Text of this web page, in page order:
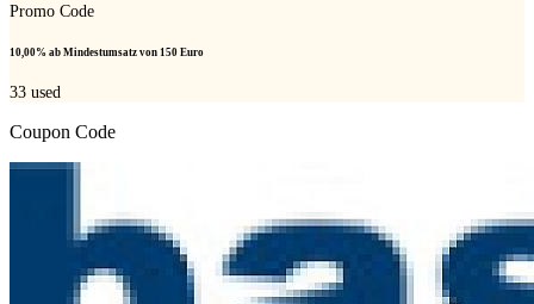
Promo Code
10,00% ab Mindestumsatz von 150 Euro
33 used
Coupon Code